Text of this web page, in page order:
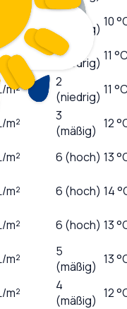
1
(niedrig) 10
m²
(niedrig) 11
m²
2
(niedrig) 11
m²
3
(mäßig) 12
m² 6 (hoch) 13
m² 6 (hoch) 14
m² 6 (hoch) 13
m²
5
(mäßig) 13
m²
4
(mäßig) 12